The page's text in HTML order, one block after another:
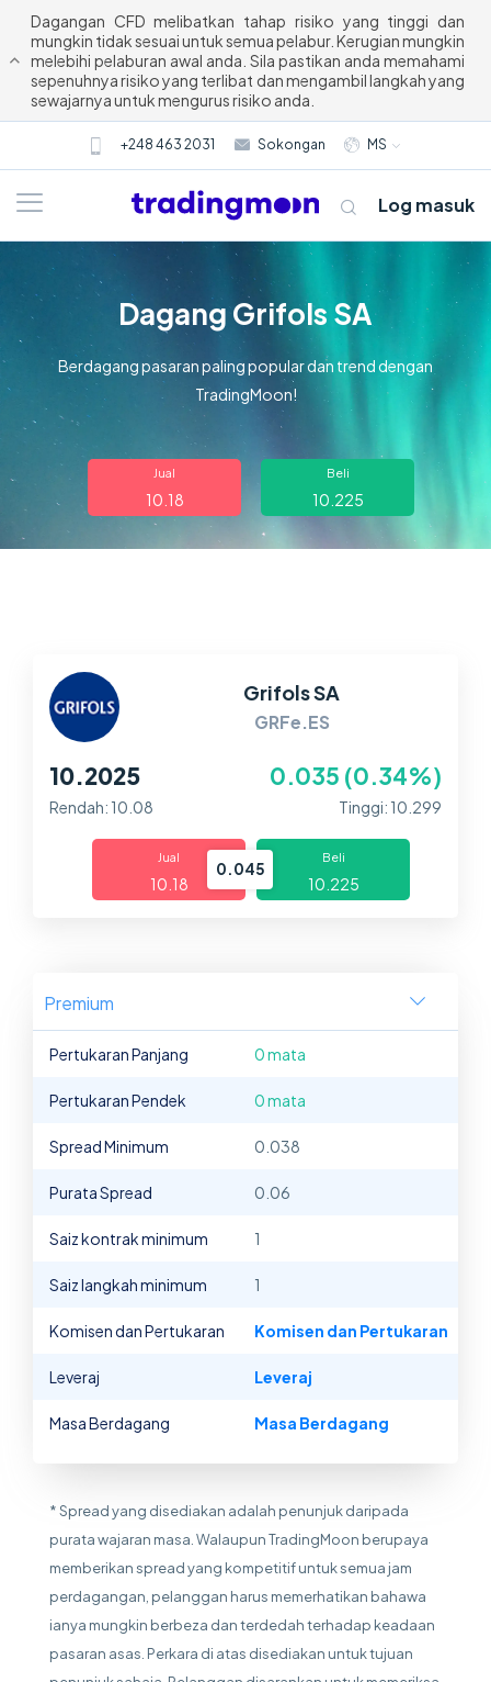
Dagangan CFD melibatkan tahap risiko yang tinggi dan
mungkin tidak sesuai untuk semua pelabur. Kerugian mungkin
melebihi pelaburan awal anda. Sila pastikan anda memahami
sepenuhnya risiko yang terlibat dan mengambil langkah yang
sewajarnya untuk mengurus risiko anda.
+248 463 2031 Sokongan MS
Tentang kami
Dagangan
Bantuan
Log masuk
Dagang Grifols SA
Berdagang pasaran paling popular dan trend dengan
TradingMoon!
Jual
10.18
Beli
10.225
Grifols SA
GRFe.ES
10.2025 0.035 (0.34%)
Rendah: 10.08 Tinggi: 10.299
Jual
10.18
0.045
Beli
10.225
Premium
Pertukaran Panjang 0 mata
Pertukaran Pendek 0 mata
Spread Minimum 0.038
Purata Spread 0.06
Saiz kontrak minimum 1
Saiz langkah minimum 1
Komisen dan Pertukaran Komisen dan Pertukaran
Leveraj Leveraj
Masa Berdagang Masa Berdagang
* Spread yang disediakan adalah penunjuk daripada
purata wajaran masa. Walaupun TradingMoon berupaya
memberikan spread yang kompetitif untuk semua jam
perdagangan, pelanggan harus memerhatikan bahawa
ianya mungkin berbeza dan terdedah terhadap keadaan
pasaran asas. Perkara di atas disediakan untuk tujuan